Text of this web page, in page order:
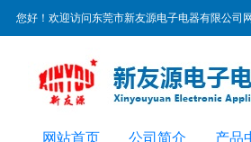
您好！欢迎访问东莞市新友源电子电器有限公司
网站首页 公司简介 产品